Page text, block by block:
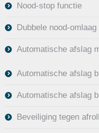
Nood-stop functie
Dubbele nood-
Automatische afslag
Automatische afslag
Automatische afslag
Beveiliging tegen